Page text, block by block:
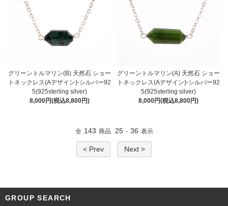
グリーントルマリン(B) 天然石 ショー
トネックレス(Aデザイン)-シルバー92
5(925sterling silver)
8,000円(税込8,800円)
グリーントルマリン(A) 天然石 ショー
トネックレス(Aデザイン)-シルバー92
5(925sterling silver)
8,000円(税込8,800円)
全 143 商品 25 - 36 表示
< Prev Next >
GROUP SEARCH